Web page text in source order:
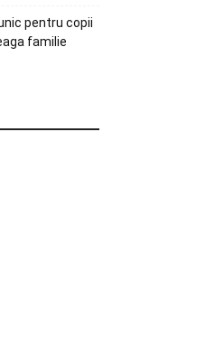
pentru copii
familie